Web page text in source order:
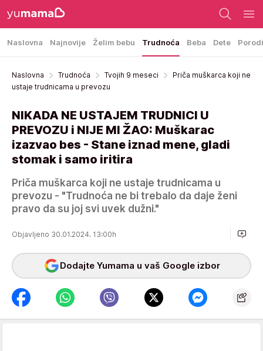
Naslovna Najnovije Želim bebu Trudnoća Beba Dete
Naslovna Trudnoća Tvojih 9 meseci
Priča muškarca koji ne
ustaje trudnicama u prevozu
NIKADA NE USTAJEM TRUDNICI U
PREVOZU i NIJE MI ŽAO: Muškarac
izazvao bes - Stane iznad mene, gladi
stomak i samo iritira
Priča muškarca koji ne ustaje trudnicama u
prevozu - "Trudnoća ne bi trebalo da daje ženi
pravo da su joj svi uvek dužni."
Objavljeno 30.01.2024. 13:00h
Dodajte Yumama u vaš Google izbor